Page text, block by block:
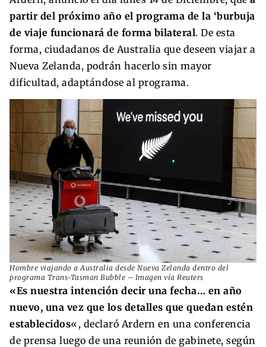
partir del próximo año el programa de la ‘burbuja
de viaje funcionará de forma bilateral. De esta
forma, ciudadanos de Australia que deseen viajar a
Nueva Zelanda, podrán hacerlo sin mayor
dificultad, adaptándose al programa.
Hombre viajando a Australia desde Nueva Zelanda dentro del
programa Trans-Tasman Bubble – Imagen vía Reuters
«Es nuestra intención decir una fecha… en año
nuevo, una vez que los detalles que quedan estén
establecidos«, declaró Ardern en una conferencia
de prensa luego de una reunión de gabinete, según